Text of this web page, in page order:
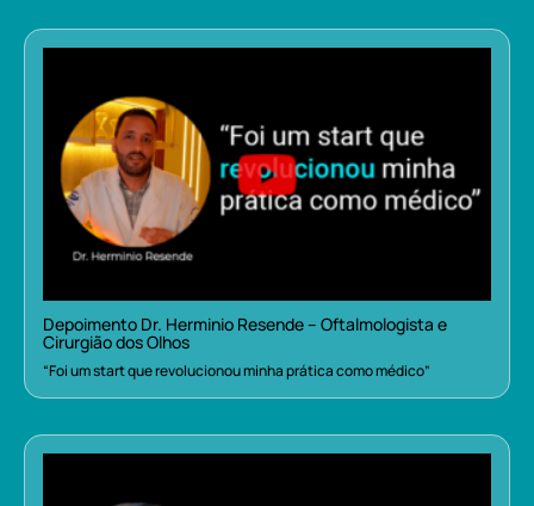
Depoimento Dr. Herminio Resende – Oftalmologista e
Cirurgião dos Olhos
“Foi um start que revolucionou minha prática como médico”